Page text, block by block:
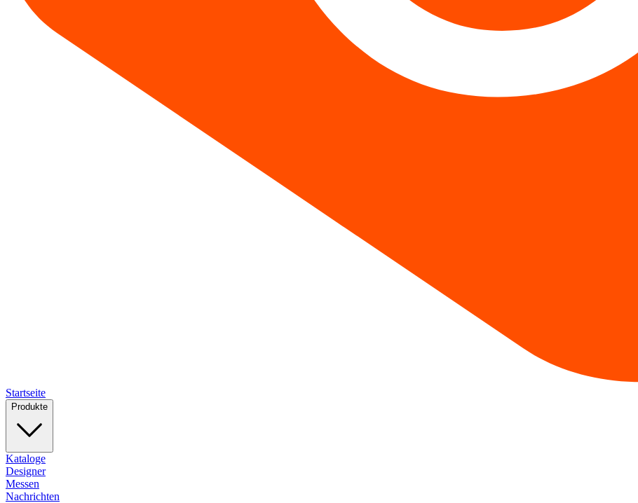
Startseite
Produkte
Kataloge
Designer
Messen
Nachrichten